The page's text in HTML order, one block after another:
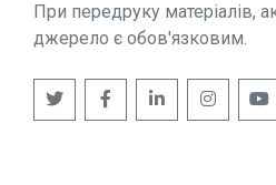
При передруку матеріалів,
джерело є обов'язковим.